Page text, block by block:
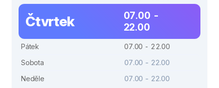
Čtvrtek
07.00 -
22.00
Pátek
07.00 - 22.00
Sobota
07.00 - 22.00
Neděle
07.00 - 22.00